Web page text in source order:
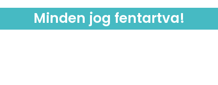
Minden jog fentartva!